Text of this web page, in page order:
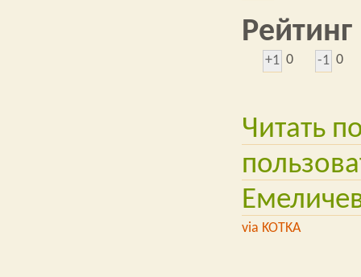
Рейтинг
+1 0 -1 0
Читать
via KOTKA